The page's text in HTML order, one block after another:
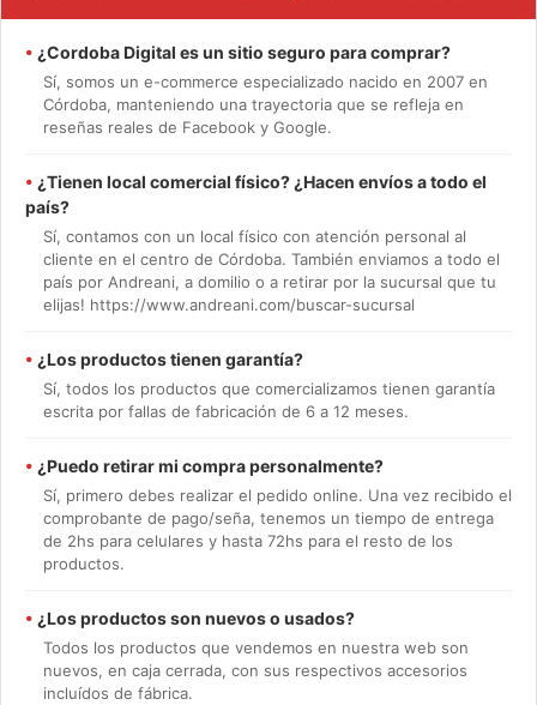
• ¿Cordoba Digital es un sitio seguro para comprar?
Sí, somos un e-commerce especializado nacido en 2007 en
Córdoba, manteniendo una trayectoria que se refleja en
reseñas reales de Facebook y Google.
• ¿Tienen local comercial físico? ¿Hacen envíos a todo el
país?
Sí, contamos con un local físico con atención personal al
cliente en el centro de Córdoba. También enviamos a todo el
país por Andreani, a domilio o a retirar por la sucursal que tu
elijas! https://www.andreani.com/buscar-sucursal
• ¿Los productos tienen garantía?
Sí, todos los productos que comercializamos tienen garantía
escrita por fallas de fabricación de 6 a 12 meses.
• ¿Puedo retirar mi compra personalmente?
Sí, primero debes realizar el pedido online. Una vez recibido el
comprobante de pago/seña, tenemos un tiempo de entrega
de 2hs para celulares y hasta 72hs para el resto de los
productos.
• ¿Los productos son nuevos o usados?
Todos los productos que vendemos en nuestra web son
nuevos, en caja cerrada, con sus respectivos accesorios
incluídos de fábrica.